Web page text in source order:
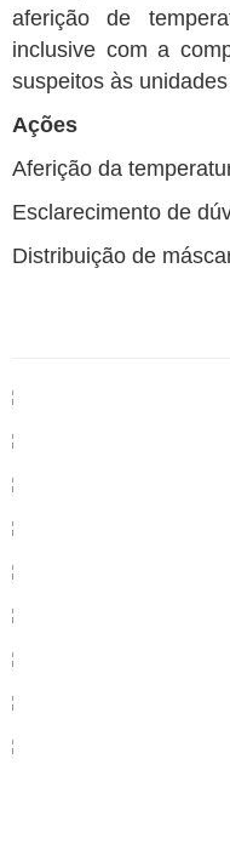
aferição de
inclusive com a
suspeitos às
Ações
Aferição da
Esclarecimento de
Distribuição de